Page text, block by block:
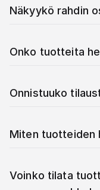
Näkyykö rahdin
Onko tuotteita
Onnistuuko
Miten tuotteiden
Voinko tilata